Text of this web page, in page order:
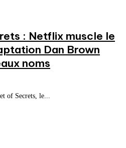
: Netflix muscle le
Dan Brown
noms
of Secrets, le...